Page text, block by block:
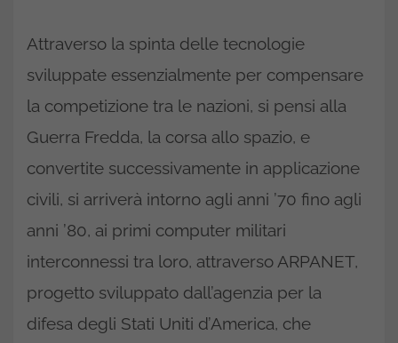
Attraverso la spinta delle tecnologie
sviluppate essenzialmente per compensare
la competizione tra le nazioni, si pensi alla
Guerra Fredda, la corsa allo spazio, e
convertite successivamente in applicazione
civili, si arriverà intorno agli anni ’70 fino agli
anni ’80, ai primi computer militari
interconnessi tra loro, attraverso ARPANET,
progetto sviluppato dall’agenzia per la
difesa degli Stati Uniti d’America, che